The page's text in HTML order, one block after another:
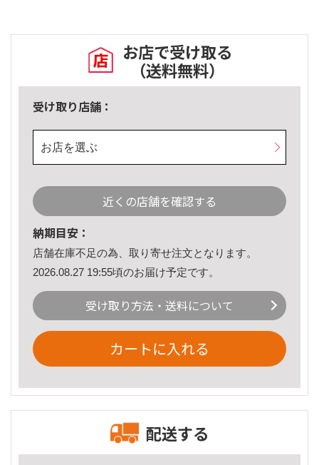
お店で受け取る
（送料無料）
受け取り店舗：
お店を選ぶ
近くの店舗を確認する
納期目安：
店舗在庫不足の為、取り寄せ注文となります。
2026.08.27 19:55頃のお届け予定です。
受け取り方法・送料について
カートに入れる
配送する